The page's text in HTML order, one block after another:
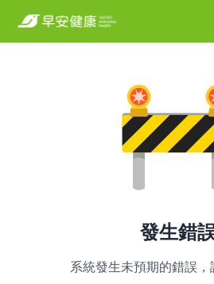
發生錯
系統發生未預期的錯誤，